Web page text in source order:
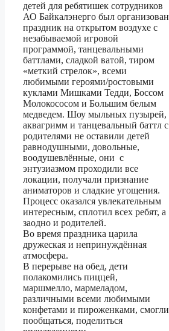
детей для ребятишек сотрудников
АО Байкалэнерго был организован
праздник на открытом воздухе с
незабываемой игровой
программой, танцевальными
баттлами, сладкой ватой, тиром
«меткий стрелок», всеми
любимыми героями/ростовыми
куклами Мишками Тедди, Боссом
Молокососом и Большим белым
медведем. Шоу мыльных пузырей,
аквагримм и танцевальный баттл с
родителями не оставили детей
равнодушными, довольные,
воодушевлённые, они с
энтузиазмом проходили все
локации, получали признание
аниматоров и сладкие угощения.
Процесс оказался увлекательным
интересным, сплотил всех ребят, а
заодно и родителей.
Во время праздника царила
дружеская и непринуждённая
атмосфера.
В перерыве на обед, дети
полакомились пиццей,
маршмелло, мармеладом,
различными всеми любимыми
конфетами и пироженками, смогли
пообщаться, поделиться